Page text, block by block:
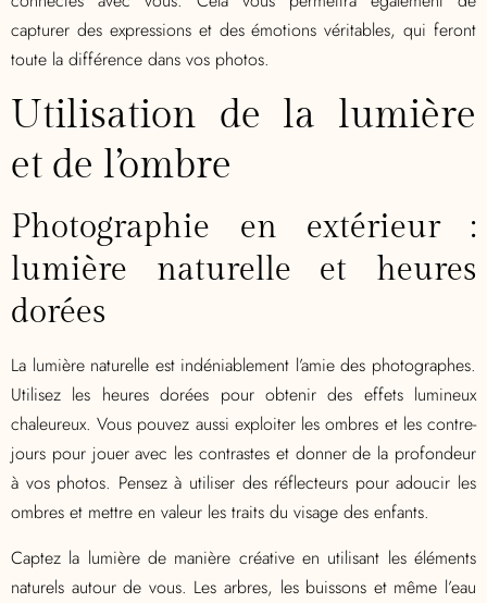
capturer des expressions et des émotions véritables, qui feront
toute la différence dans vos photos.
Utilisation de la lumière
et de l’ombre
Photographie en extérieur :
lumière naturelle et heures
dorées
La lumière naturelle est indéniablement l’amie des photographes.
Utilisez les heures dorées pour obtenir des effets lumineux
chaleureux. Vous pouvez aussi exploiter les ombres et les contre-
jours pour jouer avec les contrastes et donner de la profondeur
à vos photos. Pensez à utiliser des réflecteurs pour adoucir les
ombres et mettre en valeur les traits du visage des enfants.
Captez la lumière de manière créative en utilisant les éléments
naturels autour de vous. Les arbres, les buissons et même l’eau